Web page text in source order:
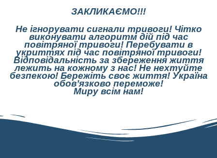
ЗАКЛИКАЄМО!!!
Не ігнорувати сигнали тривоги! Чітко
виконувати алгоритм дій під час
повітряної тривоги! Перебувати в
укриттях під час повітряної тривоги!
Відповідальність за збереження життя
лежить на кожному з нас! Не нехтуйте
безпекою! Бережіть своє життя! Україна
обов’язково переможе!
Миру всім нам!